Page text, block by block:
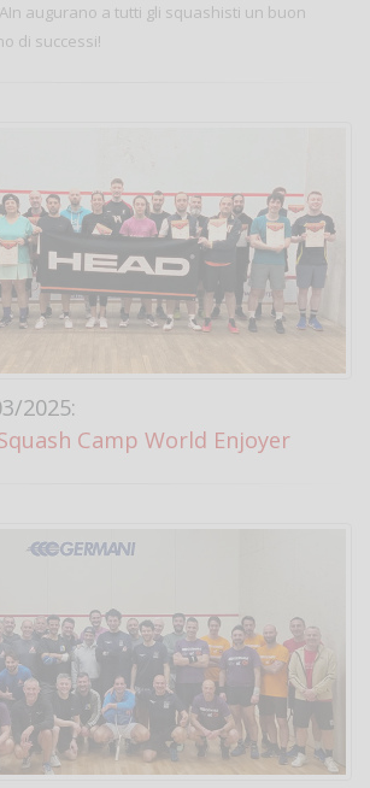
augurano a tutti gli squashisti un buon
di successi!
2025:
Camp World Enjoyer